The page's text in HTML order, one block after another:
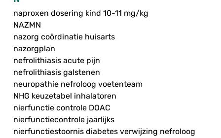
naproxen dosering kind 10-11 mg/kg
NAZMN
nazorg coördinatie huisarts
nazorgplan
nefrolithiasis acute pijn
nefrolithiasis galstenen
neuropathie nefroloog voetenteam
NHG keuzetabel inhalatoren
nierfunctie controle DOAC
nierfunctiecontrole jaarlijks
nierfunctiestoornis diabetes verwijzing nefroloog